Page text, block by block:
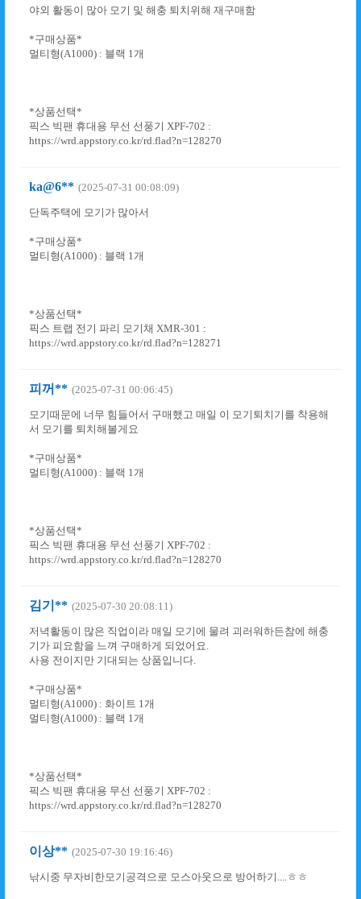
야외 활동이 많아 모기 및 해충 퇴치위해 재구매함
*구매상품*
멀티형(A1000) : 블랙 1개
*상품선택*
픽스 빅팬 휴대용 무선 선풍기 XPF-702 :
https://wrd.appstory.co.kr/rd.flad?n=128270
ka@6** (2025-07-31 00:08:09)
단독주택에 모기가 많아서
*구매상품*
멀티형(A1000) : 블랙 1개
*상품선택*
픽스 트랩 전기 파리 모기채 XMR-301 :
https://wrd.appstory.co.kr/rd.flad?n=128271
피꺼** (2025-07-31 00:06:45)
모기때문에 너무 힘들어서 구매했고 매일 이 모기퇴치기를 착용해
서 모기를 퇴치해볼게요
*구매상품*
멀티형(A1000) : 블랙 1개
*상품선택*
픽스 빅팬 휴대용 무선 선풍기 XPF-702 :
https://wrd.appstory.co.kr/rd.flad?n=128270
김기** (2025-07-30 20:08:11)
저녁활동이 많은 직업이라 매일 모기에 물려 괴러워하든참에 해충
기가 피요함을 느껴 구매하게 되었어요.
사용 전이지만 기대되는 상품입니다.
*구매상품*
멀티형(A1000) : 화이트 1개
멀티형(A1000) : 블랙 1개
*상품선택*
픽스 빅팬 휴대용 무선 선풍기 XPF-702 :
https://wrd.appstory.co.kr/rd.flad?n=128270
이상** (2025-07-30 19:16:46)
낚시중 무자비한모기공격으로 모스아웃으로 방어하기....ㅎㅎ